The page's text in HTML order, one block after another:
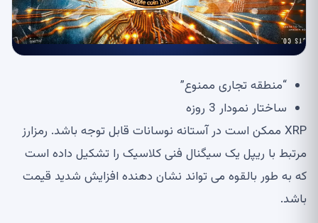
“منطقه تجاری ممنوع”
ساختار نمودار 3 روزه
XRP ممکن است در آستانه نوسانات قابل توجه باشد. رمزارز
مرتبط با ریپل یک سیگنال فنی کلاسیک را تشکیل داده است
که به طور بالقوه می تواند نشان دهنده افزایش شدید قیمت
باشد.